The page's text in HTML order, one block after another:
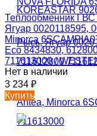
Теплообменник
Ягуар 0020118595,
Minorca
Eco 8434830,
711613000 /
Нет в наличии
3 234 ₽
Купить